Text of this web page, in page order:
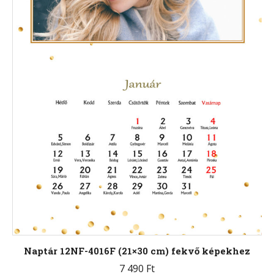
ki
Naptár 12NF-4016F (21×30 cm) fekvő képekhez
7 490 Ft